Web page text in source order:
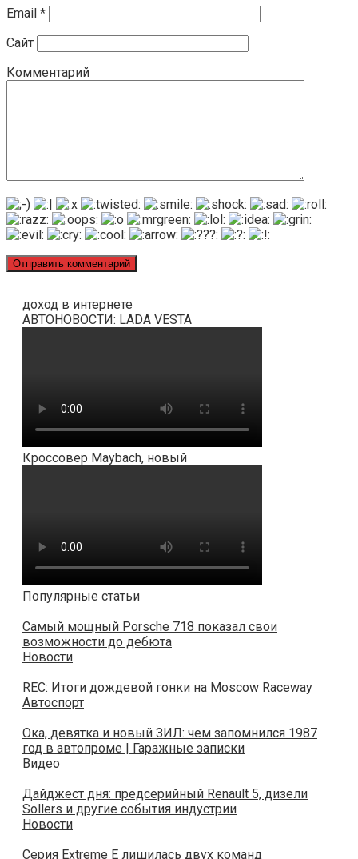
Email *
Сайт
Комментарий
доход в интернете
АВТОНОВОСТИ: LADA VESTA
Кроссовер Maybach, новый
Популярные статьи
Самый мощный Porsche 718 показал свои
возможности до дебюта
Новости
REC: Итоги дождевой гонки на Moscow Raceway
Автоспорт
Ока, девятка и новый ЗИЛ: чем запомнился 1987
год в автопроме | Гаражные записки
Видео
Дайджест дня: предсерийный Renault 5, дизели
Sollers и другие события индустрии
Новости
Серия Extreme E лишилась двух команд